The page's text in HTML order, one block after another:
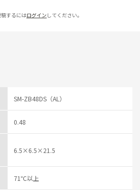
するにはログイン してください。
SM-ZB48DS（AL）
0.48
6.5×6.5×21.5
71℃以上